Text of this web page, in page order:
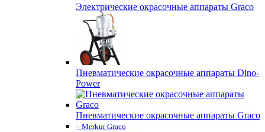
Электрические окрасочные аппараты Graco
Пневматические окрасочные аппараты Dino-
Power
Пневматические окрасочные аппараты Graco
– Merkur Graco